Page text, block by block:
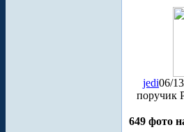
jedi06/
поручик
649 фото